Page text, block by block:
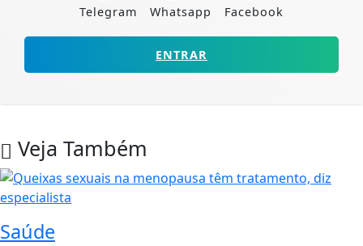
Telegram Whatsapp Facebook
ENTRAR
Veja Também
Saúde